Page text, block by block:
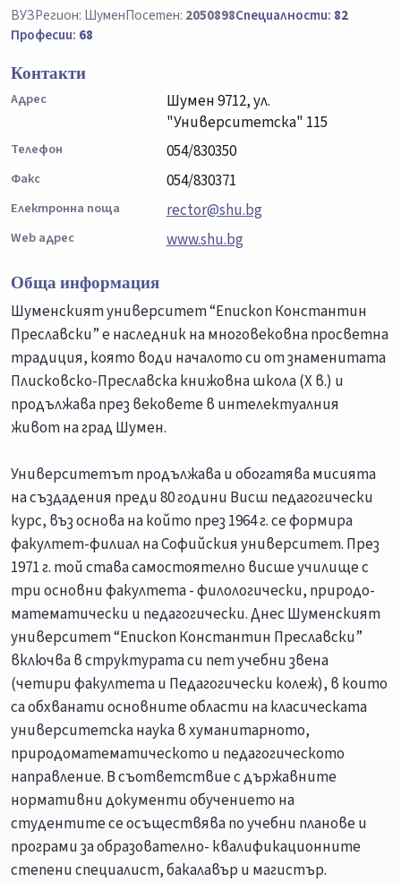
ВУЗРегион: ШуменПосетен: 2050898Специалности: 82
Професии: 68
Контакти
Адрес
Шумен 9712, ул.
"Университетска" 115
Телефон 054/830350
Факс 054/830371
Електронна поща rector@shu.bg
Web адрес
www.shu.bg
Обща информация
Шуменският университет “Епископ Константин
Преславски” е наследник на многовековна просветна
традиция, която води началото си от знаменитата
Плисковско-Преславска книжовна школа (Х в.) и
продължава през вековете в интелектуалния
живот на град Шумен.
Университетът продължава и обогатява мисията
на създадения преди 80 години Висш педагогически
курс, въз основа на който през 1964 г. се формира
факултет-филиал на Софийския университет. През
1971 г. той става самостоятелно висше училище с
три основни факултета - филологически, природо-
математически и педагогически. Днес Шуменският
университет “Епископ Константин Преславски”
включва в структурата си пет учебни звена
(четири факултета и Педагогически колеж), в които
са обхванати основните области на класическата
университетска наука в хуманитарното,
природоматематическото и педагогическото
направление. В съответствие с държавните
нормативни документи обучението на
студентите се осъществява по учебни планове и
програми за образователно- квалификационните
степени специалист, бакалавър и магистър.